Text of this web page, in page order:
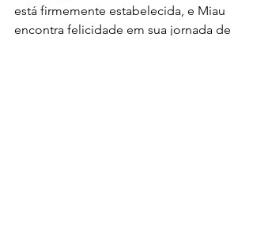
está firmemente estabelecida, e Miau
encontra felicidade em sua jornada de